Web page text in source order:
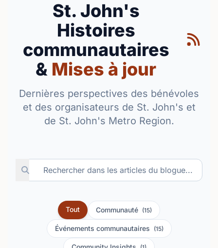
St. John's
Histoires
communautaires
& Mises à jour
Dernières perspectives des bénévoles
et des organisateurs de St. John's et
de St. John's Metro Region.
Tout Communauté (15)
Événements communautaires (15)